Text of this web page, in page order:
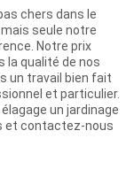
chers dans le
mais seule notre
Notre prix
la qualité de nos
un travail bien fait
et particulier.
un jardinage
et contactez-nous